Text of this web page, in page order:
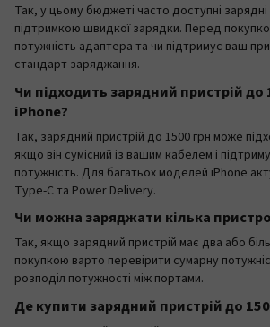
Так, у цьому бюджеті часто доступні зарядні
підтримкою швидкої зарядки. Перед
потужність адаптера та чи підтримує ваш
стандарт заряджання.
Чи підходить зарядний пристрій до
iPhone?
Так, зарядний пристрій до 1500 грн може
якщо він сумісний із вашим кабелем і
потужність. Для багатьох моделей iPhone
Type-C та Power Delivery.
Чи можна заряджати кілька
Так, якщо зарядний пристрій має два або
покупкою варто перевірити сумарну
розподіл потужності між портами.
Де купити зарядний пристрій до